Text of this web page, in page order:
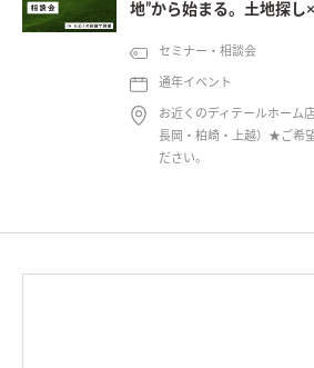
地”から始まる。土地探し
セミナー・相談会
通年イベント
お近くのディテールホーム
長岡・柏崎・上越）★ご希
ださい。